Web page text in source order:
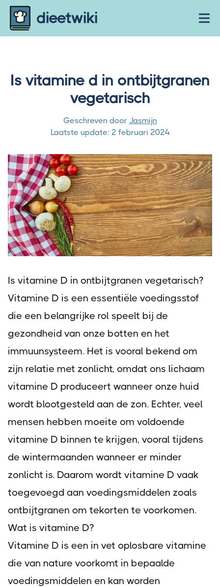
Skip to content
dieetwiki
Is vitamine d in ontbijtgranen
vegetarisch
Geschreven door Jasmijn
Laatste update: 2 februari 2024
Is vitamine D in ontbijtgranen vegetarisch?
Vitamine D is een essentiële voedingsstof
die een belangrijke rol speelt bij de
gezondheid van onze botten en het
immuunsysteem. Het is vooral bekend om
zijn relatie met zonlicht, omdat ons lichaam
vitamine D produceert wanneer onze huid
wordt blootgesteld aan de zon. Echter, veel
mensen hebben moeite om voldoende
vitamine D binnen te krijgen, vooral tijdens
de wintermaanden wanneer er minder
zonlicht is. Daarom wordt vitamine D vaak
toegevoegd aan voedingsmiddelen zoals
ontbijtgranen om tekorten te voorkomen.
Wat is vitamine D?
Vitamine D is een in vet oplosbare vitamine
die van nature voorkomt in bepaalde
voedingsmiddelen en kan worden